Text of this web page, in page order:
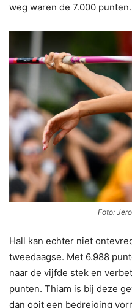
weg waren de 7.000 punten.
Foto:
Hall kan echter niet
tweedaagse. Met 6.988
naar de vijfde stek en
punten. Thiam is bij deze
dan ooit een bedreiging